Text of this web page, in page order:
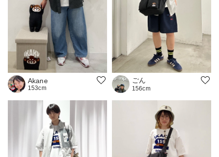
Akane
153cm
ごん
156cm